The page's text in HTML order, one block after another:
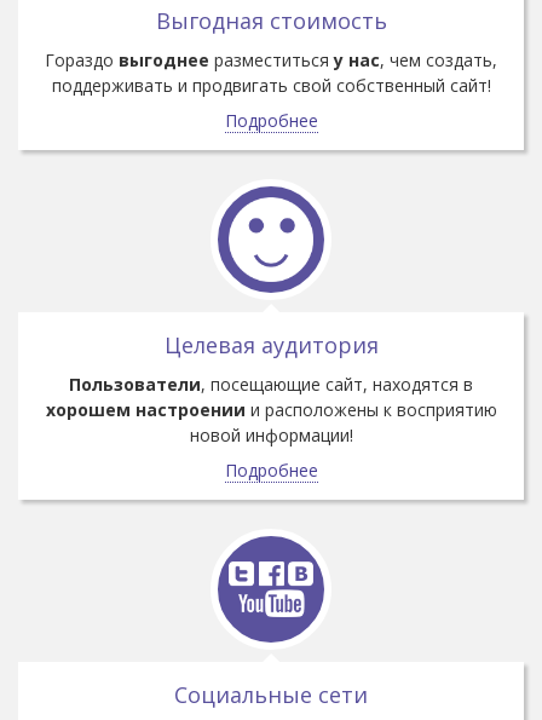
Выгодная стоимость
Гораздо выгоднее разместитьсяу нас, чем создать,
поддерживать и продвигать свой собственный сайт!
Подробнее
Целевая аудитория
Пользователи, посещающие сайт, находятся в
хорошем настроении и расположены к восприятию
новой информации!
Подробнее
Социальные сети